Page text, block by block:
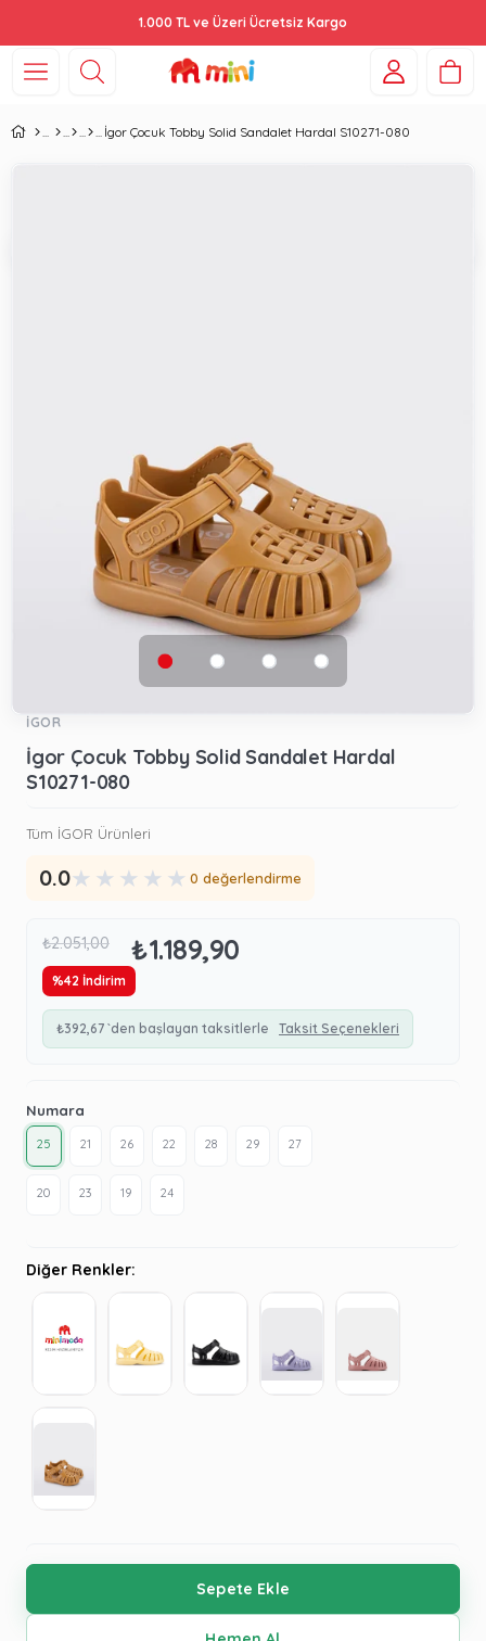
1.000 TL ve Üzeri Ücretsiz Kargo
İgor Çocuk Tobby Solid Sandalet Hardal S10271-080
İGOR
İgor Çocuk Tobby Solid Sandalet Hardal
S10271-080
Tüm İGOR Ürünleri
0.0★ ★ ★ ★ ★ 0 değerlendirme
₺2.051,00 ₺1.189,90
%42 İndirim
₺392,67 `den başlayan taksitlerle Taksit Seçenekleri
Numara
25 21 26 22 28 29 27
20 23 19 24
Diğer Renkler: